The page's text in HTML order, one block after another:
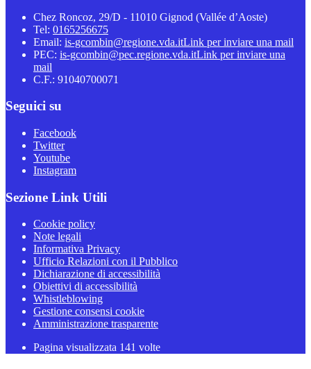
Chez Roncoz, 29/D - 11010 Gignod (Vallée d’Aoste)
Tel: 0165256675
Email: is-gcombin@regione.vda.itLink per inviare una mail
PEC: is-gcombin@pec.regione.vda.itLink per inviare una
mail
C.F.: 91040700071
Seguici su
Facebook
Twitter
Youtube
Instagram
Sezione Link Utili
Cookie policy
Note legali
Informativa Privacy
Ufficio Relazioni con il Pubblico
Dichiarazione di accessibilità
Obiettivi di accessibilità
Whistleblowing
Gestione consensi cookie
Amministrazione trasparente
Pagina visualizzata 141 volte